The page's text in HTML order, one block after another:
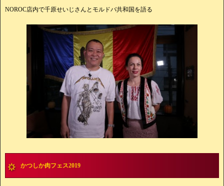
NOROC店内で千原せいじさんとモルドバ共和国を語る
かつしか肉フェス2019